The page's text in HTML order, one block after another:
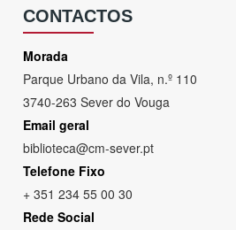
CONTACTOS
Morada
Parque Urbano da Vila, n.º 110
3740-263 Sever do Vouga
Email geral
biblioteca@cm-sever.pt
Telefone Fixo
+ 351 234 55 00 30
Rede Social